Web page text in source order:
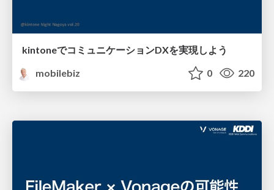
kintoneでコミュニケーションDXを実現しよう
mobilebiz
0 220